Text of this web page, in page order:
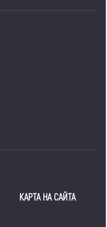
КАРТА НА САЙТА